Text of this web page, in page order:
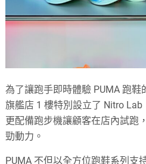
為了讓跑手即時體驗 PUMA 跑鞋
旗艦店 1 樓特別設立了 Nitro Lab
更配備跑步機讓顧客在店內試跑
勁動力。
PUMA 不但以全方位跑鞋系列支